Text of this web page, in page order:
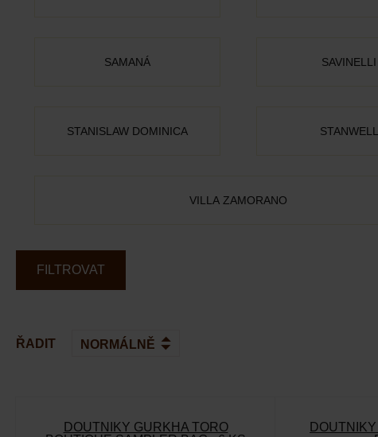
SAMANÁ SAVINELLI
STANISLAW DOMINICA STANWELL
VILLA ZAMORANO
FILTROVAT
ŘADIT
DOUTNÍKY GURKHA TORO